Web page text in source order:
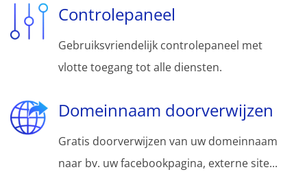
Controlepaneel
Gebruiksvriendelijk controlepaneel met
vlotte toegang tot alle diensten.
Domeinnaam doorverwijzen
Gratis doorverwijzen van uw domeinnaam
naar bv. uw facebookpagina, externe site...